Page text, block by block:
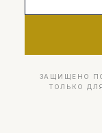
ЗАЩИЩЕНО
ТОЛЬКО